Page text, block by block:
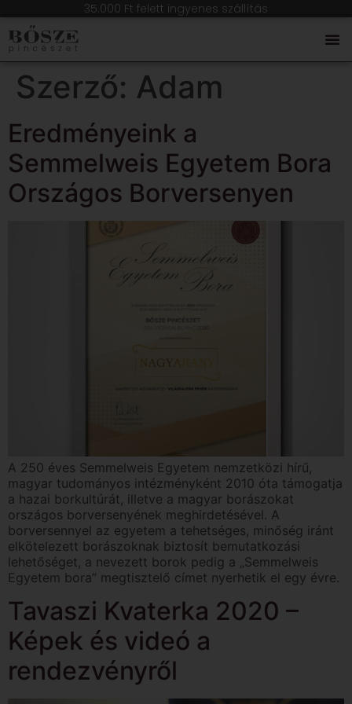
35.000 Ft felett ingyenes szállítás
Szerző: Adam
Eredményeink a
Semmelweis Egyetem Bora
Országos Borversenyen
A 250 éves Semmelweis Egyetem nemzetközi hírű,
magyar tudományos intézményként 2010 óta támogatja
a hazai borkultúrát, illetve a magyar borászokat
országos borversenyének meghirdetésével. A
borversennyel az egyetem a tehetséges, minőség iránt
elkötelezett borászoknak biztosít bemutatkozási
lehetőséget, a nevezett borok pedig a „Semmelweis
Egyetem bora” megtisztelő címet nyerhetik el egy évre.
Tavaszi Kvaterka 2020 –
Képek és videó a
rendezvényről